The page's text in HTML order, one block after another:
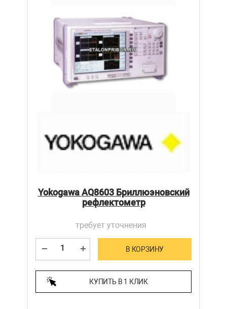
Yokogawa AQ8603 Бриллюэновский
рефлектометр
требует уточнения
В КОРЗИНУ
КУПИТЬ В 1 КЛИК